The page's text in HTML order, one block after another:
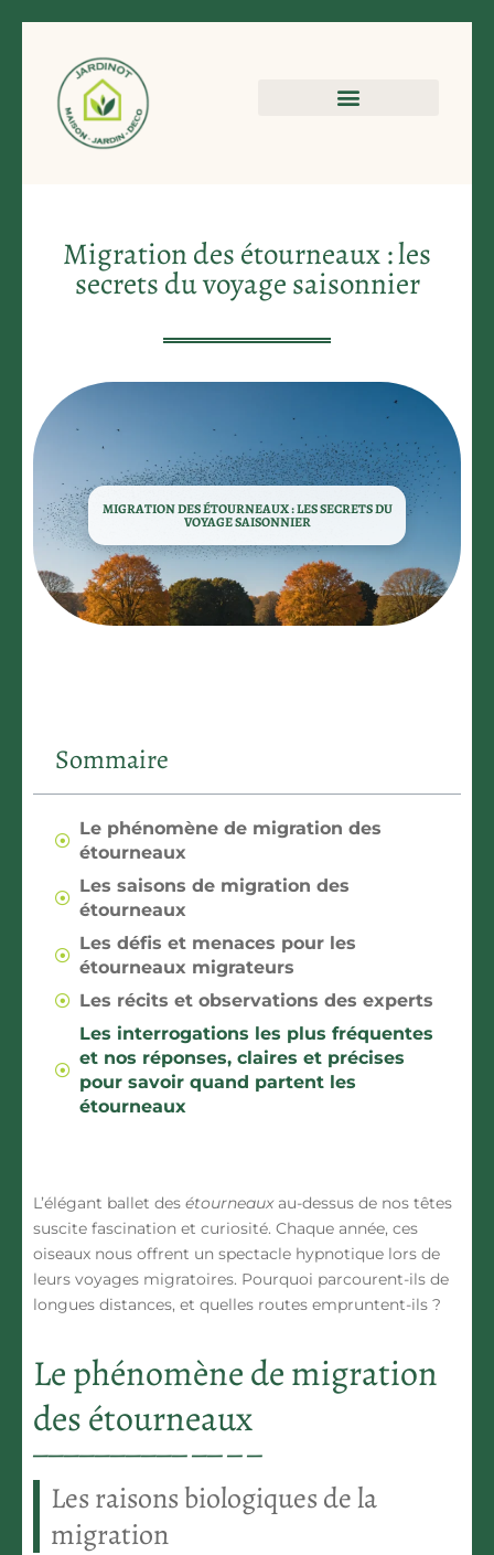
Migration des étourneaux : les
secrets du voyage saisonnier
MIGRATION DES ÉTOURNEAUX : LES SECRETS DU
VOYAGE SAISONNIER
Sommaire
Le phénomène de migration des
étourneaux
Les saisons de migration des
étourneaux
Les défis et menaces pour les
étourneaux migrateurs
Les récits et observations des experts
Les interrogations les plus fréquentes
et nos réponses, claires et précises
pour savoir quand partent les
étourneaux
L’élégant ballet des étourneauxau-dessus de nos têtes
suscite fascination et curiosité. Chaque année, ces
oiseaux nous offrent un spectacle hypnotique lors de
leurs voyages migratoires. Pourquoi parcourent-ils de
longues distances, et quelles routes empruntent-ils ?
Le phénomène de migration
des étourneaux
Les raisons biologiques de la
migration